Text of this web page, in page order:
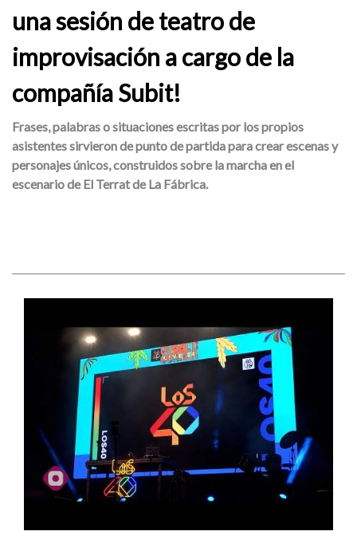
una sesión de teatro de
improvisación a cargo de la
compañía Subit!
Frases, palabras o situaciones escritas por los propios
asistentes sirvieron de punto de partida para crear escenas y
personajes únicos, construidos sobre la marcha en el
escenario de El Terrat de La Fábrica.